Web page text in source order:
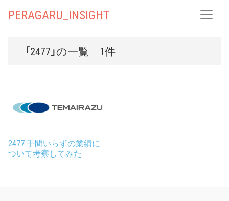
PERAGARU_INSIGHT
「2477」の一覧 1件
2477 手間いらずの業績に
ついて考察してみた